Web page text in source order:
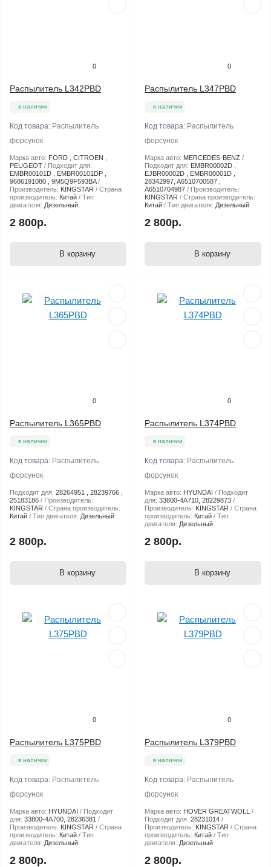
0
Распылитель L342PBD
в наличии
Код товара: Распылитель
форсунок
Марка авто: FORD , CITROEN ,
PEUGEOT
Подходит для:
EMBR00101D , EMBR00101DP ,
9686191080 , 9M5Q9F593BA
Производитель: KINGSTAR
Страна
производитель: Китай
Тип
двигателя: Дизельный
2 800р.
В корзину
0
Распылитель L347PBD
в наличии
Код товара: Распылитель
форсунок
Марка авто: MERCEDES-BENZ
Подходит для: EMBR00002D ,
EJBR00002D , EMBR00001D ,
28342997, A6510700587 ,
A6510704987
Производитель:
KINGSTAR
Страна производитель:
Китай
Тип двигателя: Дизельный
2 800р.
В корзину
0
Распылитель L365PBD
в наличии
Код товара: Распылитель
форсунок
Подходит для: 28264951 , 28239766 ,
25183186
Производитель:
KINGSTAR
Страна производитель:
Китай
Тип двигателя: Дизельный
2 800р.
В корзину
0
Распылитель L374PBD
в наличии
Код товара: Распылитель
форсунок
Марка авто: HYUNDAI
Подходит
для: 33800-4A710, 28229873
Производитель: KINGSTAR
Страна
производитель: Китай
Тип
двигателя: Дизельный
2 800р.
В корзину
0
Распылитель L375PBD
в наличии
Код товара: Распылитель
форсунок
Марка авто: HYUNDAI
Подходит
для: 33800-4A700, 28236381
Производитель: KINGSTAR
Страна
производитель: Китай
Тип
двигателя: Дизельный
2 800р.
0
Распылитель L379PBD
в наличии
Код товара: Распылитель
форсунок
Марка авто: HOVER GREATWOLL
Подходит для: 28231014
Производитель: KINGSTAR
Страна
производитель: Китай
Тип
двигателя: Дизельный
2 800р.